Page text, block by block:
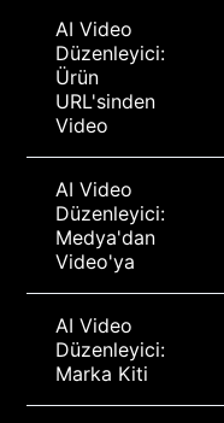
AI Video
Düzenleyici:
Ürün
URL'sinden
Video
AI Video
Düzenleyici:
Medya'dan
Video'ya
AI Video
Düzenleyici:
Marka Kiti